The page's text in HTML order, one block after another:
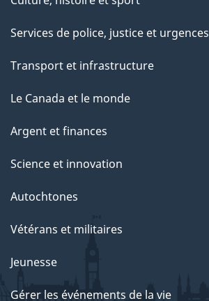
Services de police, justice et urgences
Transport et infrastructure
Le Canada et le monde
Argent et finances
Science et innovation
Autochtones
Vétérans et militaires
Jeunesse
Gérer les événements de la vie